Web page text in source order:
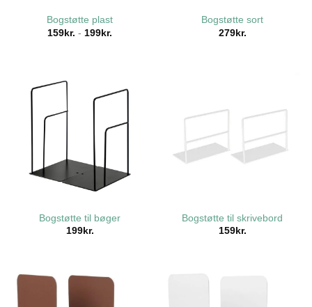
Bogstøtte plast
159 kr. - 199 kr.
Bogstøtte sort
279kr.
Bogstøtte til bøger
199kr.
Bogstøtte til skrivebord
159kr.